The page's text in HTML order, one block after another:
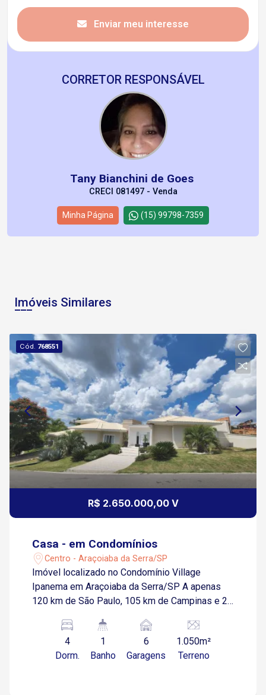
Enviar meu interesse
CORRETOR RESPONSÁVEL
Tany Bianchini de Goes
CRECI 081497 - Venda
Minha Página (15) 99798-7359
Imóveis Similares
Cód. 768551
R$ 2.650.000,00 V
Casa - em Condomínios
Centro - Araçoiaba da Serra/SP
Imóvel localizado no Condomínio Village
Ipanema em Araçoiaba da Serra/SP A apenas
120 km de São Paulo, 105 km de Campinas e 23
Casa térrea de 400m² com piscina, garagem
coberta para 3 carros, 04 amplos dormitórios, 02
com closet, armários, todos com ar
4
Dorm.
1
Banho
6
Garagens
1.050m²
Terreno